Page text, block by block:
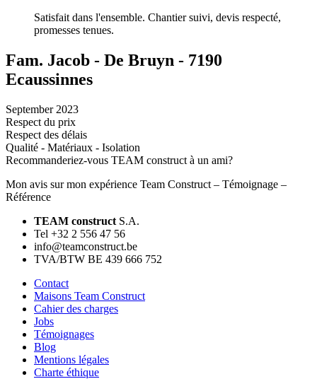
Satisfait dans l'ensemble. Chantier suivi, devis respecté,
promesses tenues.
Fam. Jacob - De Bruyn - 7190
Ecaussinnes
September 2023
Respect du prix
Respect des délais
Qualité - Matériaux - Isolation
Recommanderiez-vous TEAM construct à un ami?
Mon avis sur mon expérience Team Construct – Témoignage –
Référence
TEAM construct S.A.
Tel +32 2 556 47 56
info@teamconstruct.be
TVA/BTW BE 439 666 752
Contact
Maisons Team Construct
Cahier des charges
Jobs
Témoignages
Blog
Mentions légales
Charte éthique